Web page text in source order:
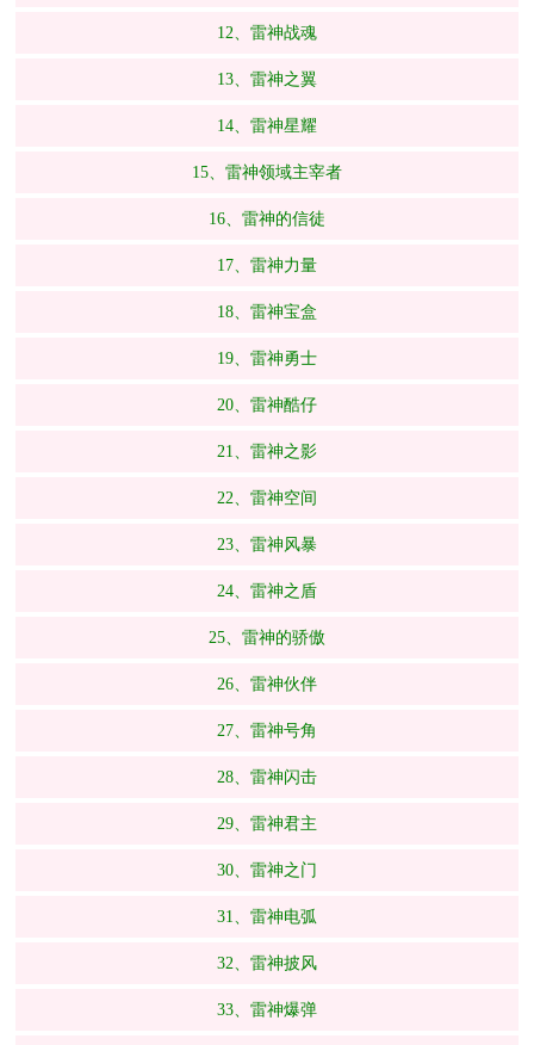
12、雷神战魂
13、雷神之翼
14、雷神星耀
15、雷神领域主宰者
16、雷神的信徒
17、雷神力量
18、雷神宝盒
19、雷神勇士
20、雷神酷仔
21、雷神之影
22、雷神空间
23、雷神风暴
24、雷神之盾
25、雷神的骄傲
26、雷神伙伴
27、雷神号角
28、雷神闪击
29、雷神君主
30、雷神之门
31、雷神电弧
32、雷神披风
33、雷神爆弹